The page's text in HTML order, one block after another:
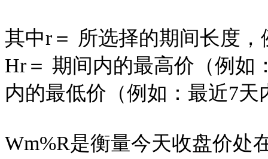
其中r＝ 所选择的期间长度，
Hr＝ 期间内的最高价（例如
内的最低价（例如：最近7
Wm%R是衡量今天收盘价处